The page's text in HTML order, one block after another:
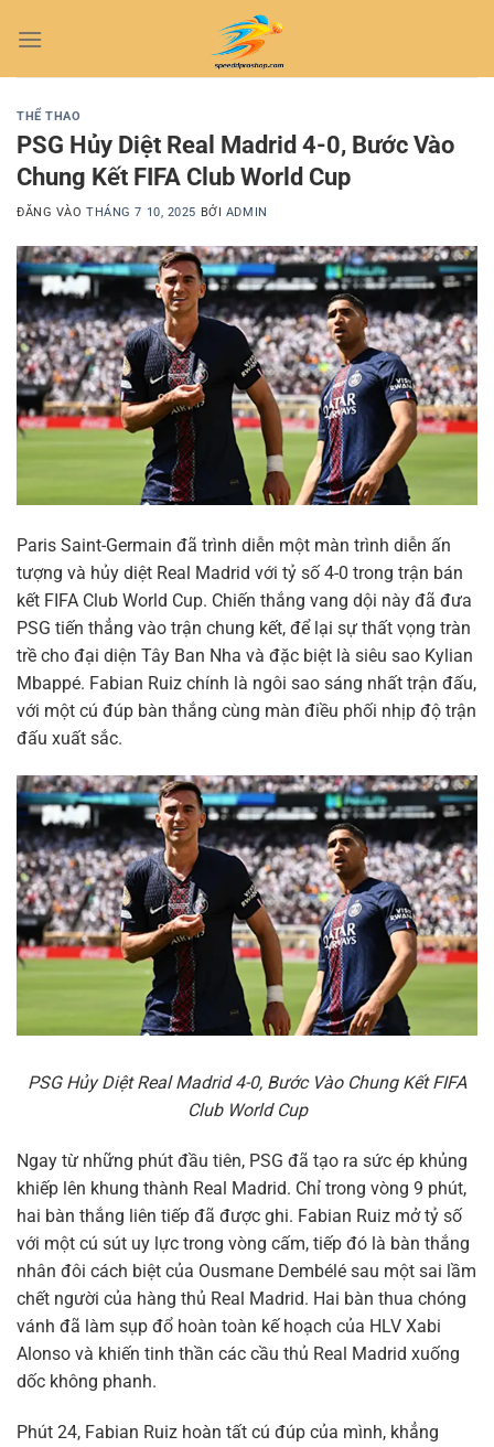
qua
THỂ THAO
PSG Hủy Diệt Real Madrid 4-0, Bước Vào
Chung Kết FIFA Club World Cup
ĐĂNG VÀOTHÁNG 7 10, 2025 BỞI ADMIN
Paris Saint-Germain đã trình diễn một màn trình diễn ấn
tượng và hủy diệt Real Madrid với tỷ số 4-0 trong trận bán
kết FIFA Club World Cup. Chiến thắng vang dội này đã đưa
PSG tiến thẳng vào trận chung kết, để lại sự thất vọng tràn
trề cho đại diện Tây Ban Nha và đặc biệt là siêu sao Kylian
Mbappé. Fabian Ruiz chính là ngôi sao sáng nhất trận đấu,
với một cú đúp bàn thắng cùng màn điều phối nhịp độ trận
đấu xuất sắc.
PSG Hủy Diệt Real Madrid 4-0, Bước Vào Chung Kết FIFA
Club World Cup
Ngay từ những phút đầu tiên, PSG đã tạo ra sức ép khủng
khiếp lên khung thành Real Madrid. Chỉ trong vòng 9 phút,
hai bàn thắng liên tiếp đã được ghi. Fabian Ruiz mở tỷ số
với một cú sút uy lực trong vòng cấm, tiếp đó là bàn thắng
nhân đôi cách biệt của Ousmane Dembélé sau một sai lầm
chết người của hàng thủ Real Madrid. Hai bàn thua chóng
vánh đã làm sụp đổ hoàn toàn kế hoạch của HLV Xabi
Alonso và khiến tinh thần các cầu thủ Real Madrid xuống
dốc không phanh.
Phút 24, Fabian Ruiz hoàn tất cú đúp của mình, khẳng